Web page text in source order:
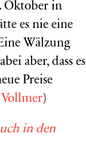
Oktober in
es nie eine
Wälzung
aber, dass es
Preise
)
in den